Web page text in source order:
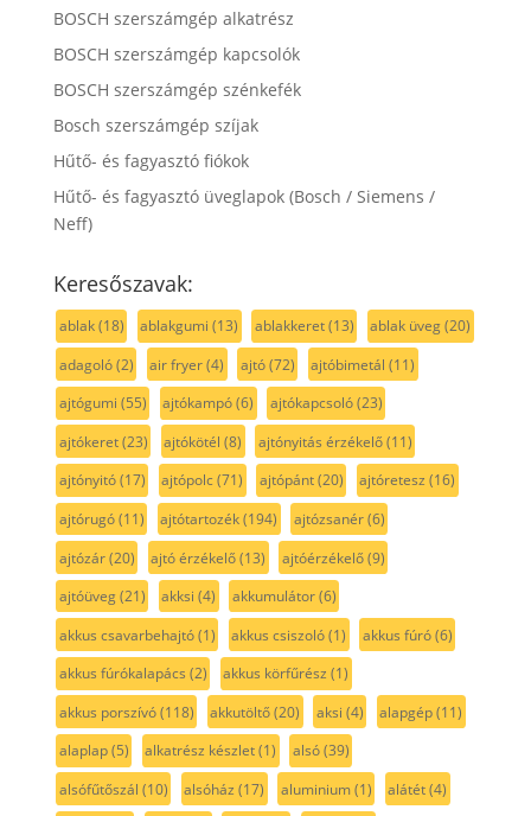
BOSCH szerszámgép alkatrész
BOSCH szerszámgép kapcsolók
BOSCH szerszámgép szénkefék
Bosch szerszámgép szíjak
Hűtő- és fagyasztó fiókok
Hűtő- és fagyasztó üveglapok (Bosch / Siemens /
Neff)
Keresőszavak:
ablak(18) ablakgumi (13) ablakkeret(13) ablak üveg(20)
adagoló(2) air fryer(4) ajtó(72) ajtóbimetál (11)
ajtógumi (55) ajtókampó(6) ajtókapcsoló(23)
ajtókeret(23) ajtókötél (8) ajtónyitás érzékelő(11)
ajtónyitó(17) ajtópolc(71) ajtópánt(20) ajtóretesz (16)
ajtórugó(11) ajtótartozék(194) ajtózsanér(6)
ajtózár(20) ajtó érzékelő(13) ajtóérzékelő(9)
ajtóüveg(21) akksi (4) akkumulátor(6)
akkus csavarbehajtó(1) akkus csiszoló(1) akkus fúró(6)
akkus fúrókalapács (2) akkus körfűrész (1)
akkus porszívó(118) akkutöltő(20) aksi (4) alapgép(11)
alaplap(5) alkatrész készlet(1) alsó(39)
alsófűtőszál (10) alsóház (17) aluminium(1) alátét(4)